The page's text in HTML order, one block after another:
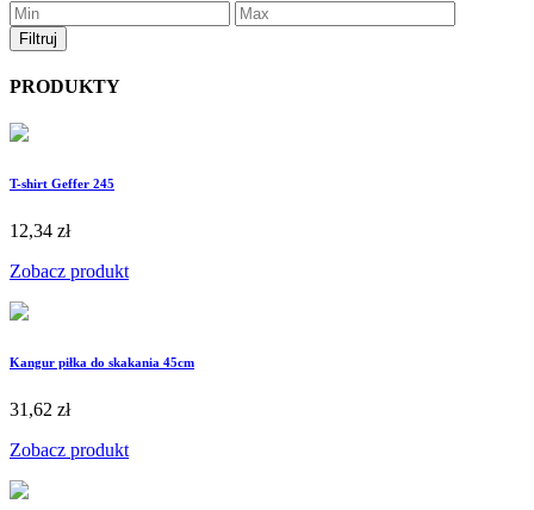
PRODUKTY
T-shirt Geffer 245
12,34 zł
Zobacz produkt
Kangur piłka do skakania 45cm
31,62 zł
Zobacz produkt